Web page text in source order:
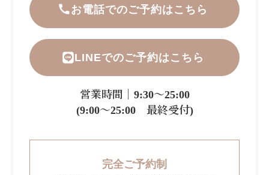
お電話でのご予約はこちら
LINEでのご予約はこちら
営業時間｜9:30～25:00
(9:00～25:00 最終受付)
完全ご予約制